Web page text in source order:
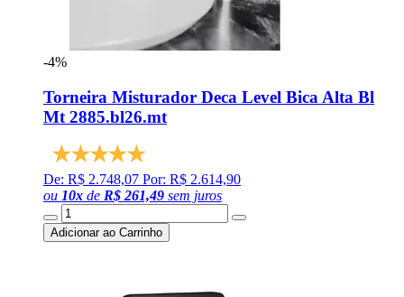
-4%
Torneira Misturador Deca Level Bica Alta Bl
Mt 2885.bl26.mt
De: R$ 2.748,07 Por: R$ 2.614,90
ou 10x de R$ 261,49 sem juros
Adicionar ao Carrinho